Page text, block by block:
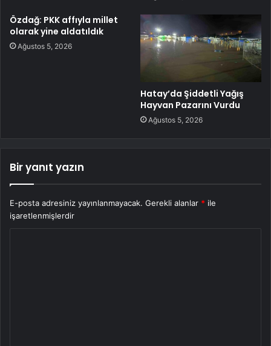
Özdağ: PKK affıyla millet
olarak yine aldatıldık
Ağustos 5, 2026
Hatay’da Şiddetli Yağış
Hayvan Pazarını Vurdu
Ağustos 5, 2026
Bir yanıt yazın
E-posta adresiniz yayınlanmayacak. Gerekli alanlar * ile
işaretlenmişlerdir